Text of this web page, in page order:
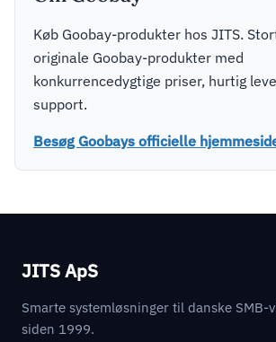
Køb Goobay-produkter hos JITS.
originale Goobay-produkter med
konkurrencedygtige priser, hurtig
support.
Besøg Goobays officielle
JITS ApS
Smarte systemløsninger til danske
siden 1999.